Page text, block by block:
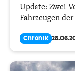
Update: Zwei
Fahrzeugen
Chronik